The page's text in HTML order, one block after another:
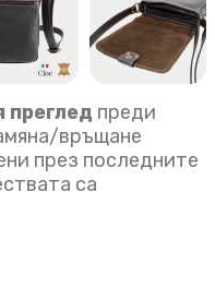
преглед преди
връщане
през последните
са